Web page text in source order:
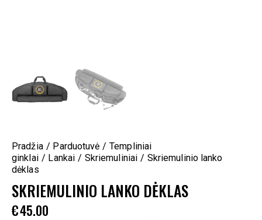
Pradžia Parduotuvė
Templiniai
ginklai
Lankai Skriemuliniai
Skriemulinio lanko
dėklas
SKRIEMULINIO LANKO DĖKLAS
€45.00